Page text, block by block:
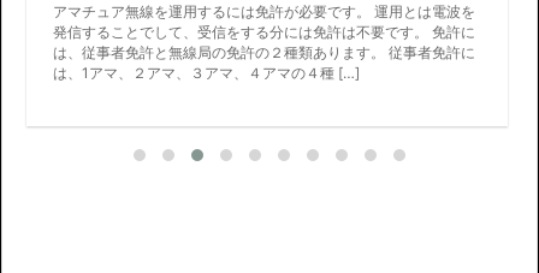
です。 運用とは電波を
許は不要です。 免許に
ります。 従事者免許に
今後商品を扱います。お値段も安くします
い。